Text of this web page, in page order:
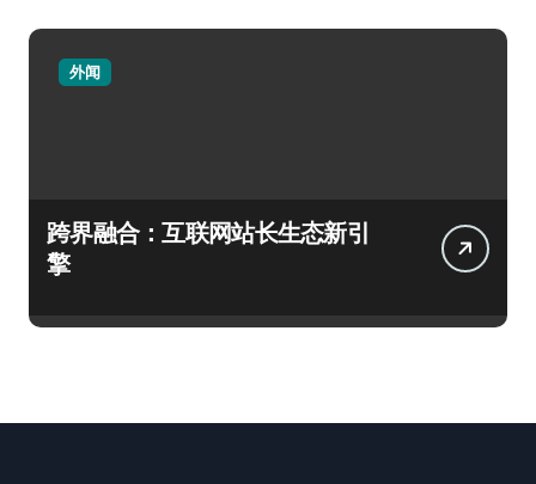
外闻
跨界融合：互联网站长生态新引
擎